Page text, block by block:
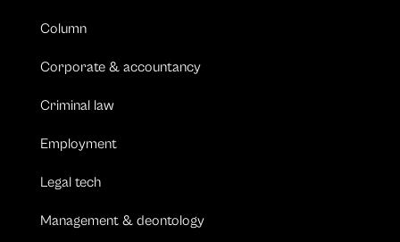
Column
Corporate & accountancy
Criminal law
Employment
Legal tech
Management & deontology